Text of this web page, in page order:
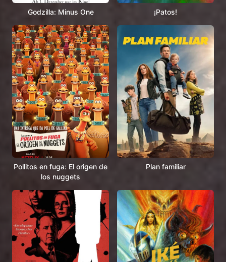
Godzilla: Minus One ¡Patos!
Pollitos en fuga: El origen de
los nuggets
Plan familiar